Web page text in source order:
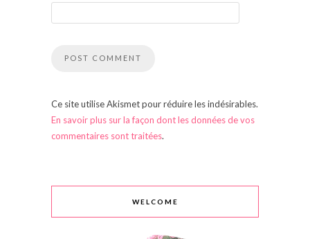
Ce site utilise Akismet pour réduire les indésirables.
En savoir plus sur la façon dont les données de vos
commentaires sont traitées.
WELCOME